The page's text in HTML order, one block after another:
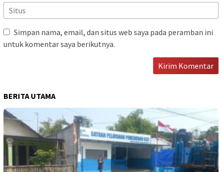
Simpan nama, email, dan situs web saya pada peramban ini
untuk komentar saya berikutnya.
BERITA UTAMA